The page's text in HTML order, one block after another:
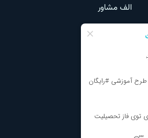
الف مشاور
درباره ما